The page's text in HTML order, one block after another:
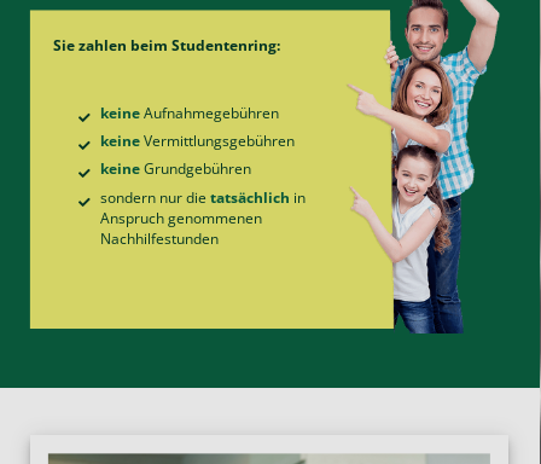
Sie zahlen beim Studentenring:
keineAufnahme­gebühren
keineVermittlungs­gebühren
keineGrund­gebühren
sondern nur die tatsächlich in
Anspruch genommenen
Nachhilfe­stunden